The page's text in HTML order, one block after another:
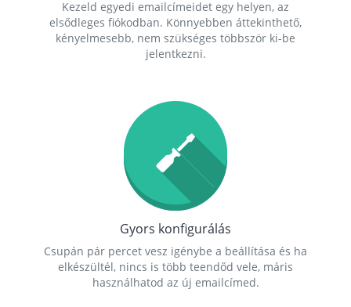
Kezeld egyedi emailcímeidet egy helyen, az
elsődleges fiókodban. Könnyebben áttekinthető,
kényelmesebb, nem szükséges többször ki-be
jelentkezni.
Gyors konfigurálás
Csupán pár percet vesz igénybe a beállítása és ha
elkészültél, nincs is több teendőd vele, máris
használhatod az új emailcímed.